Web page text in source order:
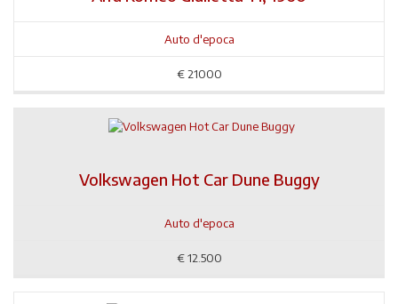
Auto d'epoca
€ 21000
Volkswagen Hot Car Dune Buggy
Auto d'epoca
€ 12.500